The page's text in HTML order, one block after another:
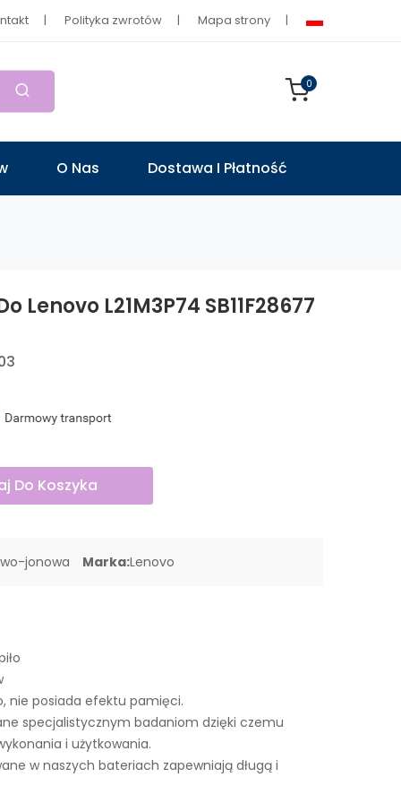
Polityka zwrotów Mapa strony
0
O Nas Dostawa I Płatność
Lenovo L21M3P74 SB11F28677
Do Koszyka
jonowa Marka:Lenovo
nie posiada efektu pamięci.
specjalistycznym badaniom dzięki czemu
i użytkowania.
w naszych bateriach zapewniają długą i